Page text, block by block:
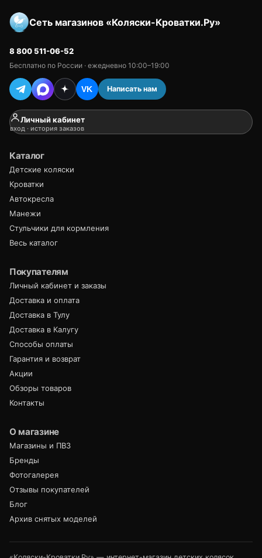
Сеть магазинов «Коляски-Кроватки.Ру»
8 800 511-06-52
Бесплатно по России · ежедневно 10:00–19:00
VK Написать нам
Личный кабинет
вход · история заказов
Каталог
Детские коляски
Кроватки
Автокресла
Манежи
Стульчики для кормления
Весь каталог
Покупателям
Личный кабинет и заказы
Доставка и оплата
Доставка в Тулу
Доставка в Калугу
Способы оплаты
Гарантия и возврат
Акции
Обзоры товаров
Контакты
О магазине
Магазины и ПВЗ
Бренды
Фотогалерея
Отзывы покупателей
Блог
Архив снятых моделей